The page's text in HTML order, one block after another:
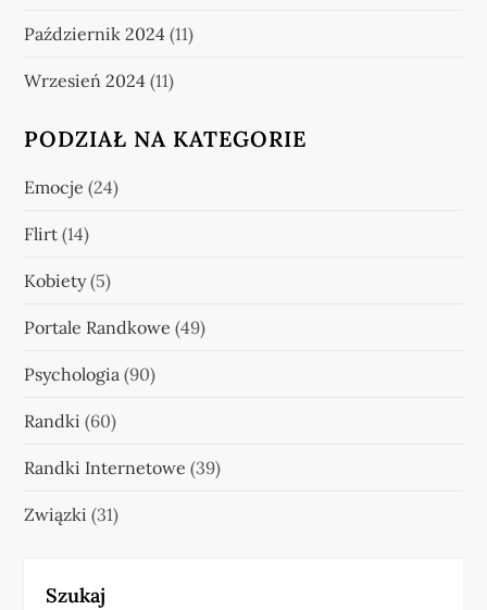
Październik 2024 (11)
Wrzesień 2024 (11)
PODZIAŁ NA KATEGORIE
Emocje (24)
Flirt (14)
Kobiety(5)
Portale Randkowe (49)
Psychologia (90)
Randki (60)
Randki Internetowe (39)
Związki (31)
Szukaj